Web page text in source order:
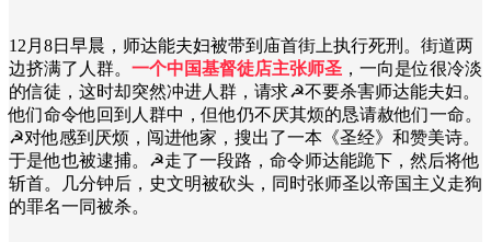
12月8日早晨，师达能夫妇被带到庙首街上执行死刑。街道两
边挤满了人群。 一个中国基督徒店主张师圣 ，一向是位很冷淡
的信徒，这时却突然冲进人群，请求☭不要杀害师达能夫妇。
他们命令他回到人群中，但他仍不厌其烦的恳请赦他们一命。
☭对他感到厌烦，闯进他家，搜出了一本《圣经》和赞美诗。
于是他也被逮捕。☭走了一段路，命令师达能跪下，然后将他
斩首。几分钟后，史文明被砍头，同时张师圣以帝国主义走狗
的罪名一同被杀。